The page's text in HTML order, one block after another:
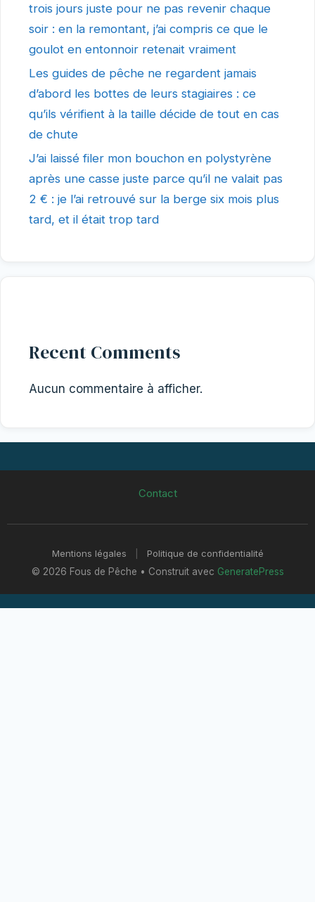
trois jours juste pour ne pas revenir chaque
soir : en la remontant, j’ai compris ce que le
goulot en entonnoir retenait vraiment
Les guides de pêche ne regardent jamais
d’abord les bottes de leurs stagiaires : ce
qu’ils vérifient à la taille décide de tout en cas
de chute
J’ai laissé filer mon bouchon en polystyrène
après une casse juste parce qu’il ne valait pas
2 € : je l’ai retrouvé sur la berge six mois plus
tard, et il était trop tard
Recent Comments
Aucun commentaire à afficher.
Contact
Mentions légales
Politique de confidentialité
© 2026 Fous de Pêche • Construit avec GeneratePress